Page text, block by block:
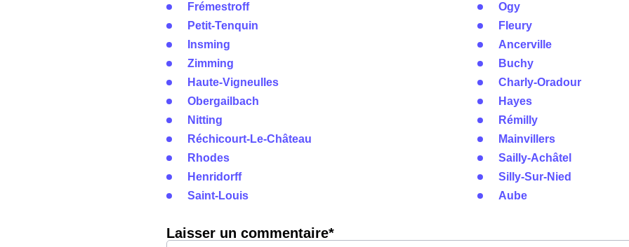
Frémestroff
Petit-Tenquin
Insming
Zimming
Haute-Vigneulles
Obergailbach
Nitting
Réchicourt-Le-Château
Rhodes
Henridorff
Saint-Louis
Ogy
Fleury
Ancerville
Buchy
Charly-Oradour
Hayes
Rémilly
Mainvillers
Sailly-Achâtel
Silly-Sur-Nied
Aube
Laisser un commentaire*